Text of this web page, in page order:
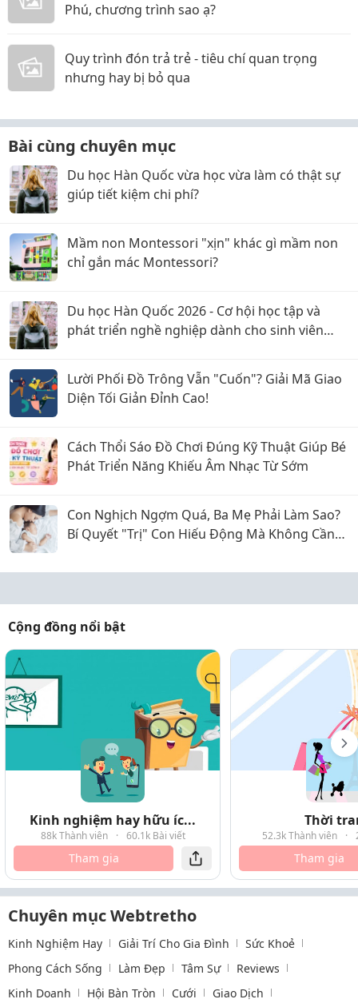
Phú, chương trình sao ạ?
Quy trình đón trả trẻ - tiêu chí quan trọng
nhưng hay bị bỏ qua
Bài cùng chuyên mục
Du học Hàn Quốc vừa học vừa làm có thật sự
giúp tiết kiệm chi phí?
Mầm non Montessori "xịn" khác gì mầm non
chỉ gắn mác Montessori?
Du học Hàn Quốc 2026 - Cơ hội học tập và
phát triển nghề nghiệp dành cho sinh viên
Lười Phối Đồ Trông Vẫn "Cuốn"? Giải Mã Giao
Diện Tối Giản Đỉnh Cao!
Cách Thổi Sáo Đồ Chơi Đúng Kỹ Thuật Giúp Bé
Phát Triển Năng Khiếu Âm Nhạc Từ Sớm
Con Nghịch Ngợm Quá, Ba Mẹ Phải Làm Sao?
Bí Quyết "Trị" Con Hiếu Động Mà Không Cần
Cộng đồng nổi bật
Kinh nghiệm hay hữu íc...
88k Thành viên · 60.1k Bài viết
Tham gia
Thời
52.3k Thành viên ·
Tham gia
Chuyên mục Webtretho
Kinh Nghiệm Hay Giải Trí Cho Gia Đình
Sức Khoẻ
Phong Cách Sống
Làm Đẹp Tâm Sự
Reviews
Kinh Doanh
Hội Bàn Tròn Cưới Giao Dịch